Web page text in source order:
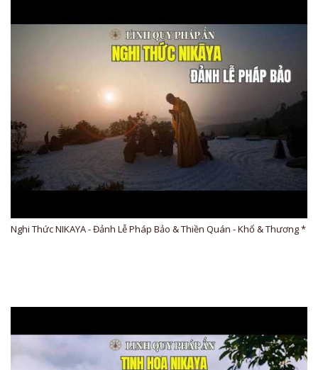
Nghi Thức NIKAYA - Đảnh Lễ Pháp Bảo & Thiền Quán - Khổ & Thương *